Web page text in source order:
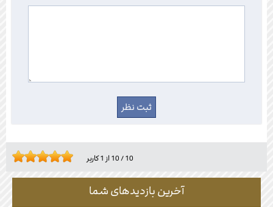
10/10 از 1کاربر
آخرین بازدیدهای شما